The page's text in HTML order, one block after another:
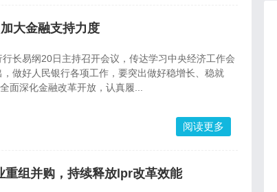
大金融支持力度
易纲20日主持召开会议，传达学习中央经济工作会
好人民银行各项工作，要突出做好稳增长、稳就
面深化金融改革开放，认真履...
阅读更多
重组并购，持续释放lpr改革效能